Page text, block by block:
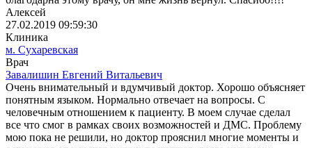
Алексей
27.02.2019 09:59:30
Клиника
м. Сухаревская
Врач
Завалишин Евгений Витальевич
Очень внимательный и вдумчивый доктор. Хорошо объясняет
понятным языком. Нормально отвечает на вопросы. С
человечным отношением к пациенту. В моем случае сделал
все что смог в рамках своих возможностей и ДМС. Проблему
мою пока не решили, но доктор прояснил многие моменты и